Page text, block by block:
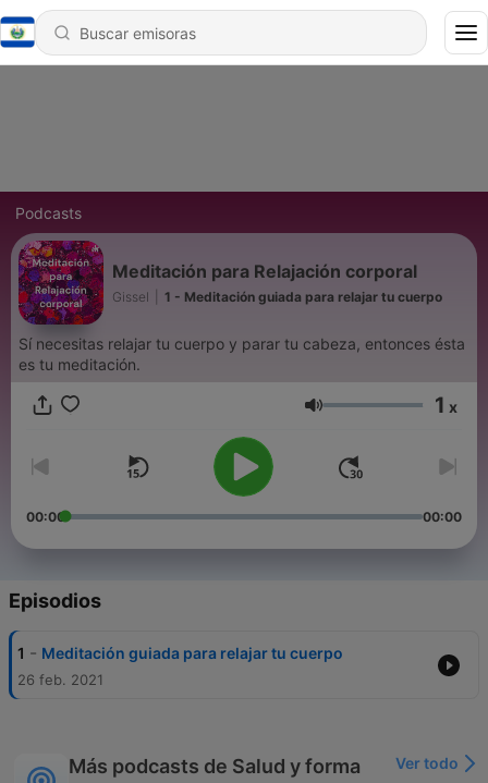
Podcasts
Meditación para Relajación corporal
Gissel 1 - Meditación guiada para relajar tu cuerpo
Sí necesitas relajar tu cuerpo y parar tu cabeza, entonces ésta
es tu meditación.
Volumen 1 x
00:00 00:00
Episodios
1 - Meditación guiada para relajar tu cuerpo
26 feb. 2021
Más podcasts de Salud y forma
Ver todo